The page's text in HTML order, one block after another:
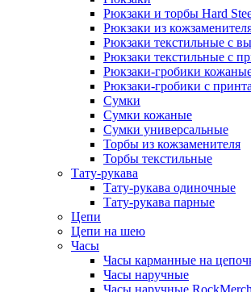
Рюкзаки и торбы Hard
Рюкзаки из
Рюкзаки текстильные с
Рюкзаки текстильные с
Рюкзаки-гробики
Рюкзаки-гробики с
Сумки
Сумки кожаные
Сумки универсальные
Торбы из кожзаменителя
Торбы текстильные
Тату-рукава
Тату-рукава одиночные
Тату-рукава парные
Цепи
Цепи на шею
Часы
Часы карманные на
Часы наручные
Часы наручные RockMerch